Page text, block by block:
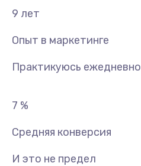
9 лет
Опыт в маркетинге
Практикуюсь ежедневно
7 %
Средняя конверсия
И это не предел